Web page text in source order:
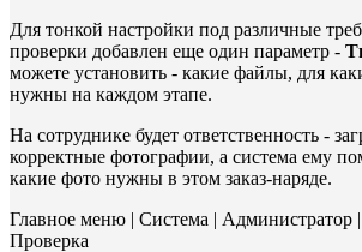
Для тонкой настройки под различные
проверки добавлен еще один параметр -
можете установить - какие файлы, для
нужны на каждом этапе.
На сотруднике будет ответственность -
корректные фотографии, а система ему
какие фото нужны в этом заказ-наряде.
Главное меню | Система | Администратор
Проверка